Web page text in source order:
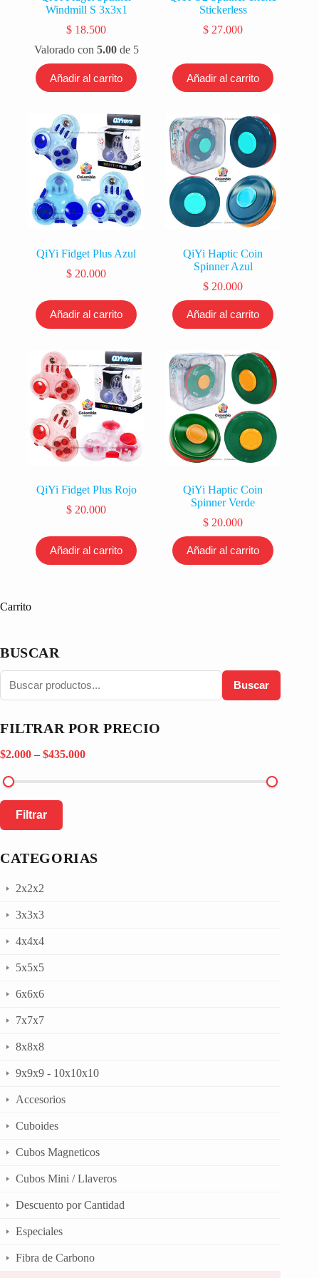
Windmill S 3x3x1
$ 18.500
Valorado con 5.00de 5
Añadir al carrito
Stickerless
$ 27.000
Añadir al carrito
QiYi Fidget Plus Azul
$ 20.000
Añadir al carrito
QiYi Haptic Coin
Spinner Azul
$ 20.000
Añadir al carrito
QiYi Fidget Plus Rojo
$ 20.000
Añadir al carrito
QiYi Haptic Coin
Spinner Verde
$ 20.000
Añadir al carrito
Carrito
BUSCAR
Buscar
FILTRAR POR PRECIO
$2.000 – $435.000
Filtrar
CATEGORIAS
2x2x2
3x3x3
4x4x4
5x5x5
6x6x6
7x7x7
8x8x8
9x9x9 - 10x10x10
Accesorios
Cuboides
Cubos Magneticos
Cubos Mini / Llaveros
Descuento por Cantidad
Especiales
Fibra de Carbono